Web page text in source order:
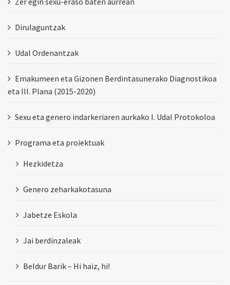
Dirulaguntzak
Udal Ordenantzak
Emakumeen eta Gizonen Berdintasunerako Diagnostikoa
eta III. Plana (2015-2020)
Sexu eta genero indarkeriaren aurkako I. Udal Protokoloa
Programa eta proiektuak
Hezkidetza
Genero zeharkakotasuna
Jabetze Eskola
Jai berdinzaleak
Beldur Barik – Hi haiz, hi!